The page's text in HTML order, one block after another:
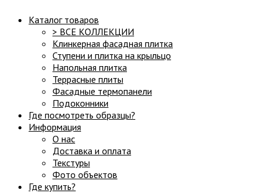
Каталог товаров
> ВСЕ КОЛЛЕКЦИИ
Клинкерная фасадная плитка
Ступени и плитка на крыльцо
Напольная плитка
Террасные плиты
Фасадные термопанели
Подоконники
Где посмотреть образцы?
Информация
О нас
Доставка и оплата
Текстуры
Фото объектов
Где купить?